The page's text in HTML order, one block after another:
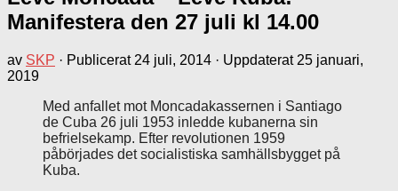
Manifestera den 27 juli kl 14.00
av SKP · Publicerat 24 juli, 2014 · Uppdaterat 25 januari,
2019
Med anfallet mot Moncadakassernen i Santiago
de Cuba 26 juli 1953 inledde kubanerna sin
befrielsekamp. Efter revolutionen 1959
påbörjades det socialistiska samhällsbygget på
Kuba.